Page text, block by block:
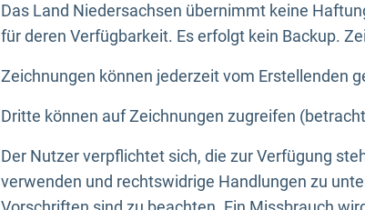
Das Land Niedersachsen übernimmt keine
für deren Verfügbarkeit. Es erfolgt kein Backup.
Zeichnungen können jederzeit vom Erstellenden
Dritte können auf Zeichnungen zugreifen
Der Nutzer verpflichtet sich, die zur Verfügung
verwenden und rechtswidrige Handlungen zu